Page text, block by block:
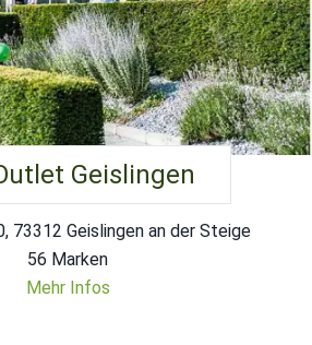
Geislingen
73312 Geislingen an der Steige
56 Marken
Mehr Infos